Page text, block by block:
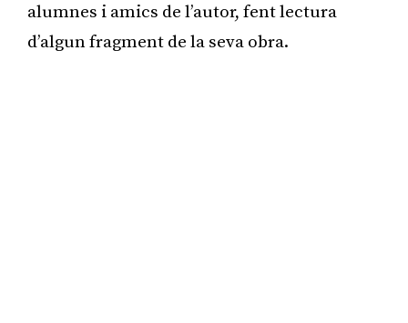
alumnes i amics de l’autor, fent lectura
d’algun fragment de la seva obra.